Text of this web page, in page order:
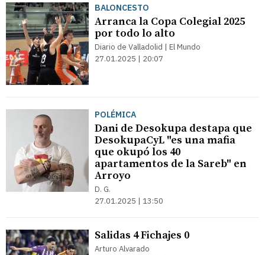
BALONCESTO
Arranca la Copa Colegial 2025
por todo lo alto
Diario de Valladolid | El Mundo
27.01.2025 | 20:07
POLÉMICA
Dani de Desokupa destapa que
DesokupaCyL "es una mafia
que okupó los 40
apartamentos de la Sareb" en
Arroyo
D. G.
27.01.2025 | 13:50
Salidas 4 Fichajes 0
Arturo Alvarado